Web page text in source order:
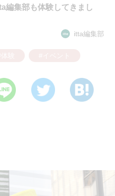
編集部も体験してきまし
itta編集部